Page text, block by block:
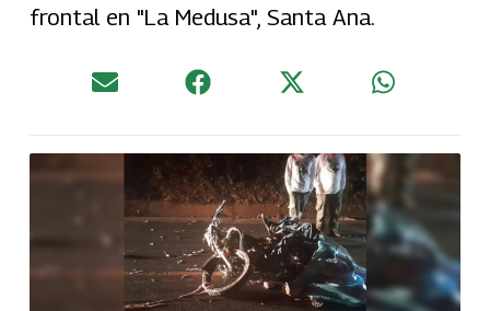
frontal en "La Medusa", Santa Ana.